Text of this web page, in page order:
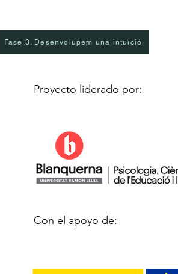
Fase 3. Desenvolupem una intuïció
Proyecto liderado por:
Con el apoyo de: